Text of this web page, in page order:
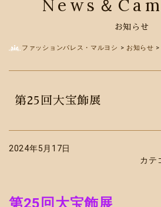
News＆
お知らせ
ファッションパレス・マルヨシ > お知らせ >
第25回大宝飾展
2024年5月17日
カテ
第25回大宝飾展